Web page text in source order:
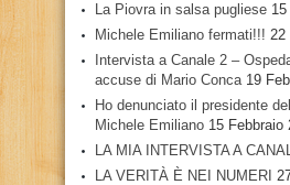
La Piovra in salsa pugliese
Michele Emiliano fermati!!! 22
Intervista a Canale 2 –
accuse di Mario Conca 19
Ho denunciato il presidente
Michele Emiliano 15 Febbraio
LA MIA INTERVISTA A
LA VERITÀ È NEI NUMERI